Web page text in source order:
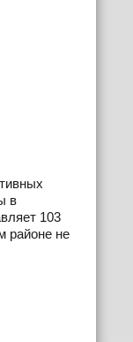
в
103
районе не